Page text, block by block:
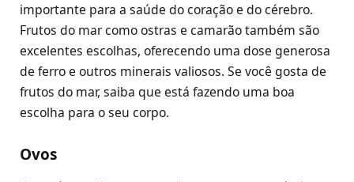
importante para a saúde do coração e do cérebro.
Frutos do mar como ostras e camarão também são
excelentes escolhas, oferecendo uma dose generosa
de ferro e outros minerais valiosos. Se você gosta de
frutos do mar, saiba que está fazendo uma boa
escolha para o seu corpo.
Ovos